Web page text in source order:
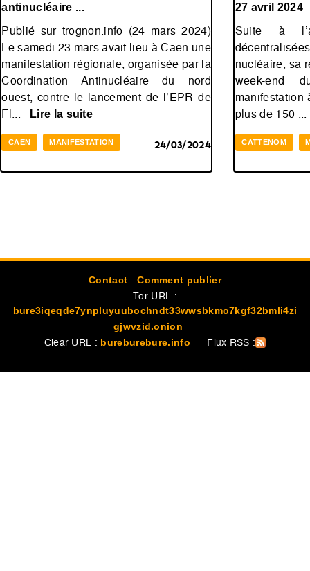
antinucléaire ...
Publié sur trognon.info (24 mars 2024)
Le samedi 23 mars avait lieu à Caen une
manifestation régionale, organisée par la
Coordination Antinucléaire du nord
ouest, contre le lancement de l’EPR de
Fl...
Lire la suite
CAEN MANIFESTATION 24/03/2024
27 avril 2024
Suite à
nucléaire, sa
week-end
manifestation
plus de 150
CATTENOM
Contact -Comment publier
Tor URL :
bure3iqeqde7ynpluyuubochndt33wwsbkmo7kgf32bmli4zi
gjwvzid.onion
Clear URL : bureburebure.info Flux RSS :